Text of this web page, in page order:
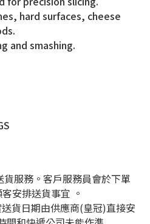
hard surfaces, cheese
and smashing.
服務。客戶服務員會於下單
安排送貨事宜 。
貨日期由供應商(皇冠)直接安